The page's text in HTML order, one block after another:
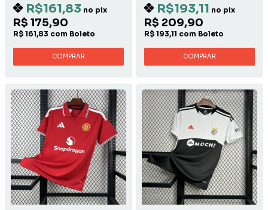
R$161,83 no pix
R$ 175,90
R$ 161,83 com Boleto
COMPRAR
R$193,11 no pix
R$ 209,90
R$ 193,11 com Boleto
COMPRAR